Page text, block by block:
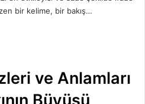
bir kelime, bir bakış…
ve Anlamları